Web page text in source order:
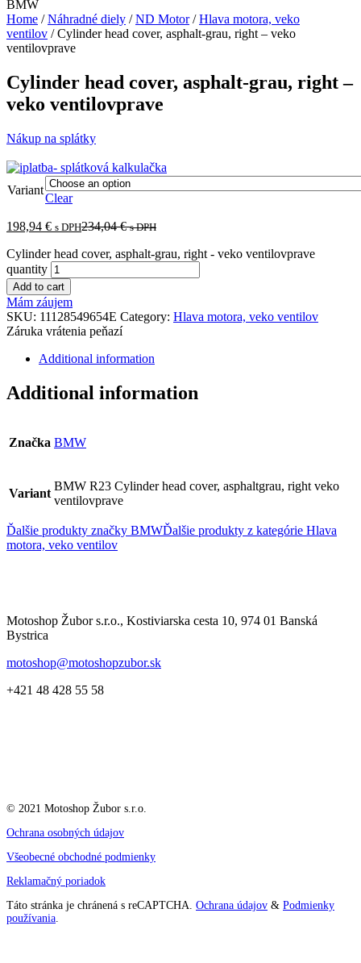
BMW
Home /Náhradné diely /ND Motor/Hlava motora, veko
ventilov / Cylinder head cover, asphalt-grau, right – veko
ventilovprave
Cylinder head cover, asphalt-grau, right –
veko ventilovprave
Nákup na splátky
Variant
Clear
198,94 € s DPH234,04€ s DPH
Cylinder head cover, asphalt-grau, right - veko ventilovprave
quantity
Add to cart
Mám záujem
SKU: 11128549654E Category: Hlava motora, veko ventilov
Záruka vrátenia peňazí
Additional information
Additional information
Značka BMW
Variant
BMW R23 Cylinder head cover, asphaltgrau, right veko
ventilovprave
Ďalšie produkty značky BMWĎalšie produkty z kategórie Hlava
motora, veko ventilov
Motoshop Žubor s.r.o., Kostiviarska cesta 10, 974 01 Banská
Bystrica
motoshop@motoshopzubor.sk
+421 48 428 55 58
© 2021 Motoshop Žubor s.r.o.
Ochrana osobných údajov
Všeobecné obchodné podmienky
Reklamačný poriadok
Táto stránka je chránená s reCAPTCHA. Ochrana údajov & Podmienky
používania